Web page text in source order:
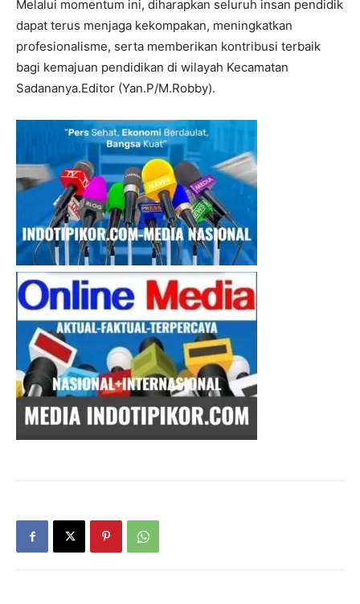
I WANT IN
Melalui momentum ini, diharapkan seluruh insan pendidik
dapat terus menjaga kekompakan, meningkatkan
profesionalisme, serta memberikan kontribusi terbaik
bagi kemajuan pendidikan di wilayah Kecamatan
Sadananya.Editor (Yan.P/M.Robby).